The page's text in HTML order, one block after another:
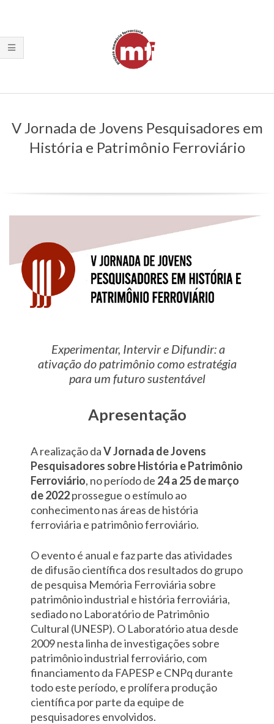
content
Menu
V Jornada de Jovens Pesquisadores em
História e Patrimônio Ferroviário
Experimentar, Intervir e Difundir: a
ativação do patrimônio como estratégia
para um futuro sustentável
Apresentação
A realização daV Jornada de Jovens
Pesquisadores sobre História e Patrimônio
Ferroviário, no período de 24 a 25 de março
de 2022prossegue o estímulo ao
conhecimento nas áreas de história
ferroviária e patrimônio ferroviário.
O evento é anual e faz parte das atividades
de difusão científica dos resultados do grupo
de pesquisa Memória Ferroviária sobre
patrimônio industrial e história ferroviária,
sediado no Laboratório de Patrimônio
Cultural (UNESP). O Laboratório atua desde
2009 nesta linha de investigações sobre
patrimônio industrial ferroviário, com
financiamento da FAPESP e CNPq durante
todo este período, e prolífera produção
científica por parte da equipe de
pesquisadores envolvidos.